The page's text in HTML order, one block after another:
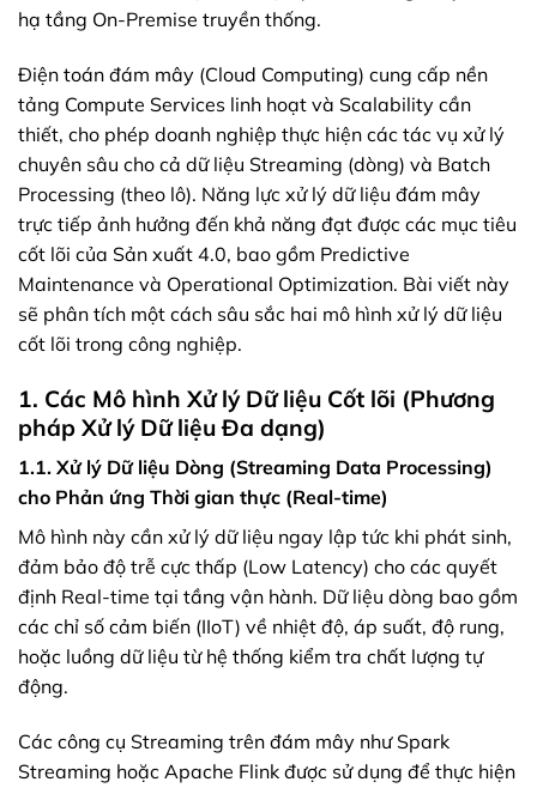
hạ tầng On-Premise truyền thống.
Điện toán đám mây (Cloud Computing) cung cấp nền
tảng Compute Services linh hoạt và Scalability cần
thiết, cho phép doanh nghiệp thực hiện các tác vụ xử lý
chuyên sâu cho cả dữ liệu Streaming (dòng) và Batch
Processing (theo lô). Năng lực xử lý dữ liệu đám mây
trực tiếp ảnh hưởng đến khả năng đạt được các mục tiêu
cốt lõi của Sản xuất 4.0, bao gồm Predictive
Maintenance và Operational Optimization. Bài viết này
sẽ phân tích một cách sâu sắc hai mô hình xử lý dữ liệu
cốt lõi trong công nghiệp.
1. Các Mô hình Xử lý Dữ liệu Cốt lõi (Phương
pháp Xử lý Dữ liệu Đa dạng)
1.1. Xử lý Dữ liệu Dòng (Streaming Data Processing)
cho Phản ứng Thời gian thực (Real-time)
Mô hình này cần xử lý dữ liệu ngay lập tức khi phát sinh,
đảm bảo độ trễ cực thấp (Low Latency) cho các quyết
định Real-time tại tầng vận hành. Dữ liệu dòng bao gồm
các chỉ số cảm biến (IIoT) về nhiệt độ, áp suất, độ rung,
hoặc luồng dữ liệu từ hệ thống kiểm tra chất lượng tự
động.
Các công cụ Streaming trên đám mây như Spark
Streaming hoặc Apache Flink được sử dụng để thực hiện